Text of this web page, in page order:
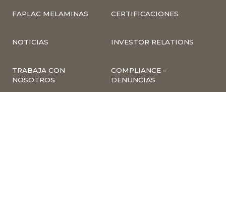
FAPLAC MELAMINAS CERTIFICACIONES
NOTICIAS INVESTOR RELATIONS
TRABAJA CON
NOSOTROS
COMPLIANCE –
DENUNCIAS